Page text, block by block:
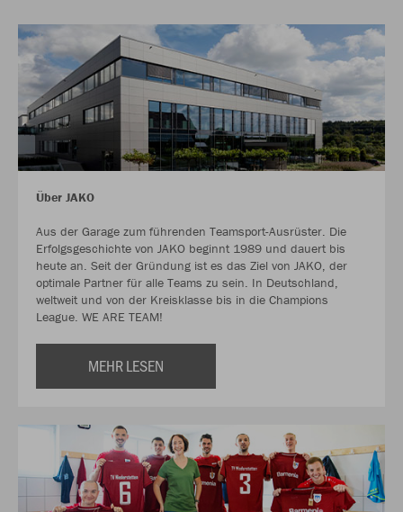
Über JAKO
Aus der Garage zum führenden Teamsport-Ausrüster. Die
Erfolgsgeschichte von JAKO beginnt 1989 und dauert bis
heute an. Seit der Gründung ist es das Ziel von JAKO, der
optimale Partner für alle Teams zu sein. In Deutschland,
weltweit und von der Kreisklasse bis in die Champions
League. WE ARE TEAM!
MEHR LESEN